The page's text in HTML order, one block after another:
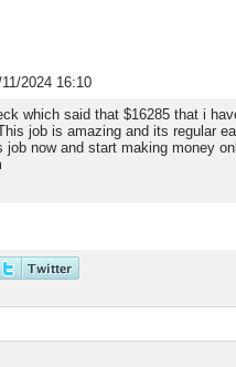
11/2024 16:10
which said that $16285 that i
job is amazing and its regular
now and start making money